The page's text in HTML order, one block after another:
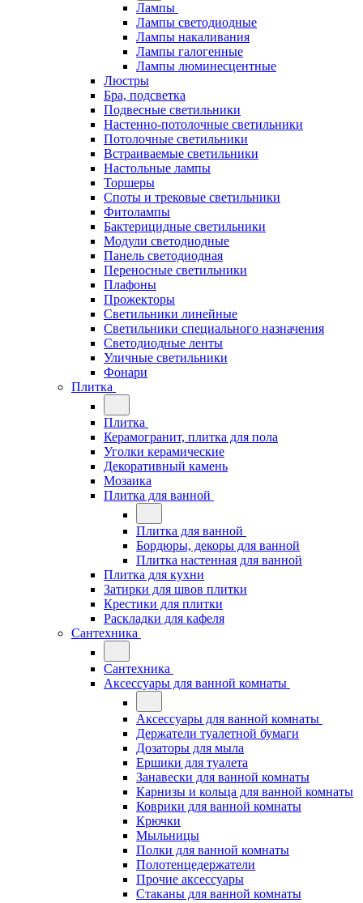
Лампы
Лампы светодиодные
Лампы накаливания
Лампы галогенные
Лампы люминесцентные
Люстры
Бра, подсветка
Подвесные светильники
Настенно-потолочные светильники
Потолочные светильники
Встраиваемые светильники
Настольные лампы
Торшеры
Споты и трековые светильники
Фитолампы
Бактерицидные светильники
Модули светодиодные
Панель светодиодная
Переносные светильники
Плафоны
Прожекторы
Светильники линейные
Светильники специального назначения
Светодиодные ленты
Уличные светильники
Фонари
Плитка
Плитка
Керамогранит, плитка для пола
Уголки керамические
Декоративный камень
Мозаика
Плитка для ванной
Плитка для ванной
Бордюры, декоры для ванной
Плитка настенная для ванной
Плитка для кухни
Затирки для швов плитки
Крестики для плитки
Раскладки для кафеля
Сантехника
Сантехника
Аксессуары для ванной комнаты
Аксессуары для ванной комнаты
Держатели туалетной бумаги
Дозаторы для мыла
Ершики для туалета
Занавески для ванной комнаты
Карнизы и кольца для ванной комнаты
Коврики для ванной комнаты
Крючки
Мыльницы
Полки для ванной комнаты
Полотенцедержатели
Прочие аксессуары
Стаканы для ванной комнаты